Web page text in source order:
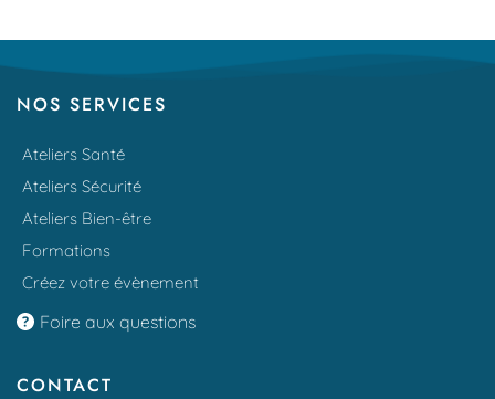
NOS SERVICES
Ateliers Santé
Ateliers Sécurité
Ateliers Bien-être
Formations
Créez votre évènement
Foire aux questions
CONTACT